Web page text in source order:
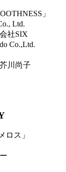
」
Ltd.
社SIX
Co.,Ltd.
川尚子
ロス」